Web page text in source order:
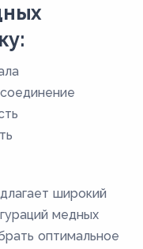
широкий
медных
оптимальное